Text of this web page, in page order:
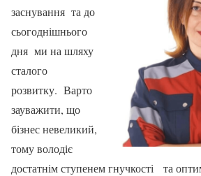
заснування та до
сьогоднішнього
дня ми на шляху
сталого
розвитку. Варто
зауважити, що
бізнес невеликий,
тому володіє
достатнім ступенем гнучкості та